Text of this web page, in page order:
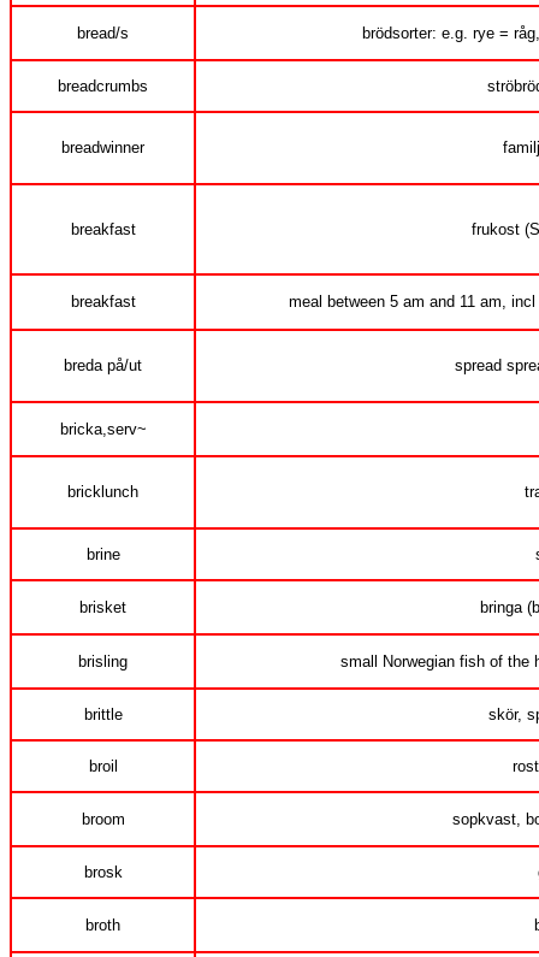
bread/s brödsorter: e.g. rye =
breadcrumbs
breadwinner
breakfast frukost
breakfast meal between 5 am and 11 am,
breda på/ut spread
bricka,serv~
bricklunch
brine
brisket bringa
brisling small Norwegian fish of the
brittle skör,
broil
broom sopkvast,
brosk
broth